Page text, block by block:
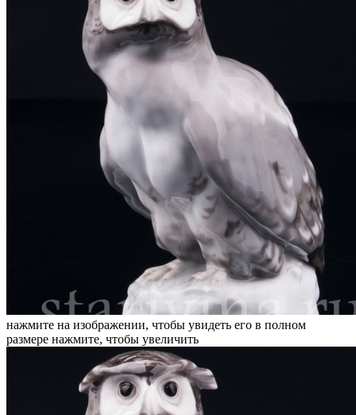
нажмите на изображении, чтобы увидеть его в полном
размере нажмите, чтобы увеличить